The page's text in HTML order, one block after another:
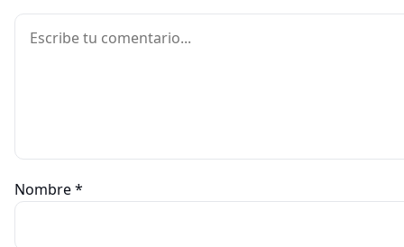
Comentario
Nombre*